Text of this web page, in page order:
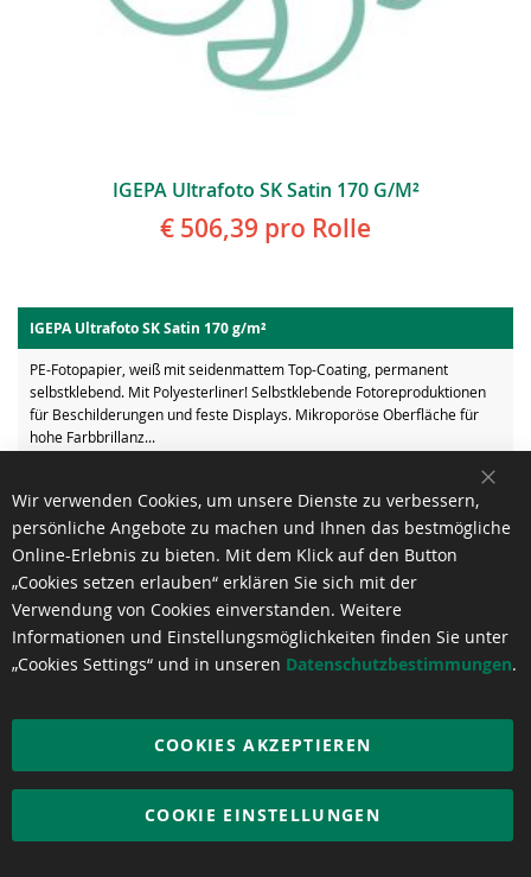
IGEPA Ultrafoto SK Satin 170 G/m²
€ 506,39 pro Rolle
IGEPA Ultrafoto SK Satin 170 g/m²
PE-Fotopapier, weiß mit seidenmattem Top-Coating, permanent
selbstklebend. Mit Polyesterliner! Selbstklebende Fotoreproduktionen
für Beschilderungen und feste Displays. Mikroporöse Oberfläche für
hohe Farbbrillanz...
Wir verwenden Cookies, um unsere Dienste zu verbessern,
persönliche Angebote zu machen und Ihnen das bestmögliche
Online-Erlebnis zu bieten. Mit dem Klick auf den Button
„Cookies setzen erlauben“ erklären Sie sich mit der
Verwendung von Cookies einverstanden. Weitere
Informationen und Einstellungsmöglichkeiten finden Sie unter
„Cookies Settings“ und in unseren Datenschutzbestimmungen.
COOKIES AKZEPTIEREN
COOKIE EINSTELLUNGEN